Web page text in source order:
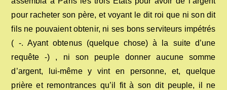
pour racheter son père, et voyant le dit roi que ni son dit
fils ne pouvaient obtenir, ni ses bons serviteurs impétrés
( -. Ayant obtenus (quelque chose) à la suite d’une
requête -) , ni son peuple donner aucune somme
d’argent, lui-même y vint en personne, et, quelque
prière et remontrances qu’il fit à son dit peuple, il ne